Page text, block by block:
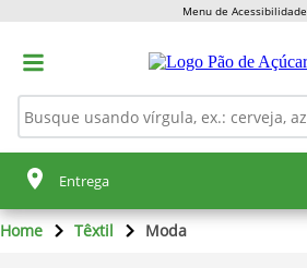
Menu de Acessibilidade
Entrega
Home Têxtil Moda